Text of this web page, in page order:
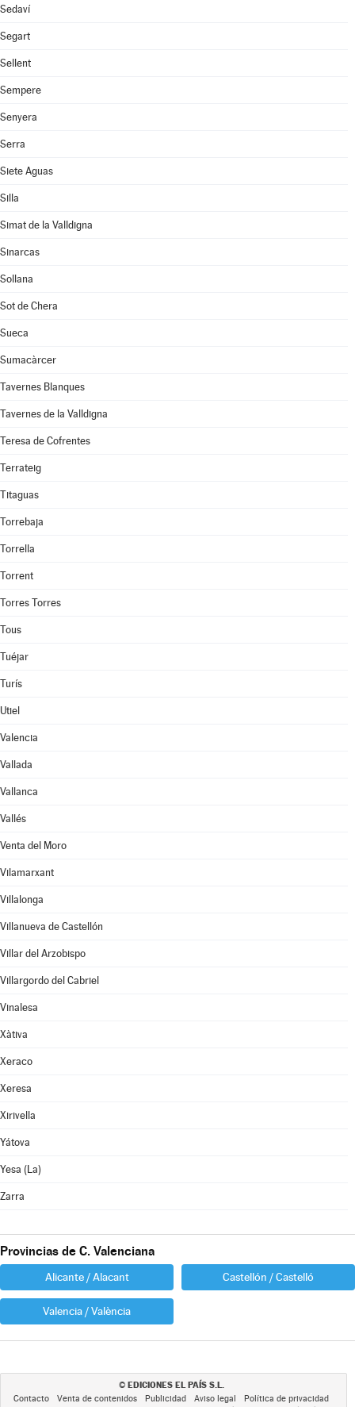
Sedaví
Segart
Sellent
Sempere
Senyera
Serra
Siete Aguas
Silla
Simat de la Valldigna
Sinarcas
Sollana
Sot de Chera
Sueca
Sumacàrcer
Tavernes Blanques
Tavernes de la Valldigna
Teresa de Cofrentes
Terrateig
Titaguas
Torrebaja
Torrella
Torrent
Torres Torres
Tous
Tuéjar
Turís
Utiel
Valencia
Vallada
Vallanca
Vallés
Venta del Moro
Vilamarxant
Villalonga
Villanueva de Castellón
Villar del Arzobispo
Villargordo del Cabriel
Vinalesa
Xàtiva
Xeraco
Xeresa
Xirivella
Yátova
Yesa (La)
Zarra
Provincias de C. Valenciana
Alicante / Alacant Castellón / Castelló
Valencia / València
© EDICIONES EL PAÍS S.L.
Contacto Venta de contenidos Publicidad Aviso legal Política de privacidad